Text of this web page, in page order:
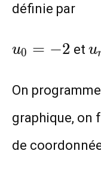
définie par
u_0=-2
u0 = −2 et u
On
graphique, on
de